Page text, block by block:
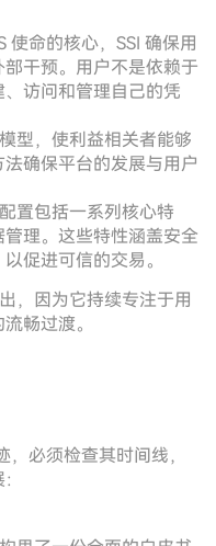
使命的核心，SSI 确保用
干预。用户不是依赖于
访问和管理自己的凭
型，使利益相关者能够
确保平台的发展与用户
置包括一系列核心特
理。这些特性涵盖安全
促进可信的交易。
，因为它持续专注于用
畅过渡。
，必须检查其时间线，